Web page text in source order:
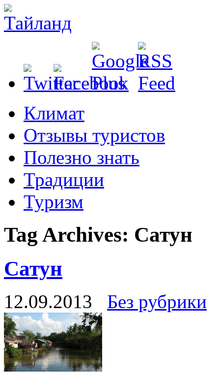
Климат
Отзывы туристов
Полезно знать
Традиции
Туризм
Tag Archives: Сатун
Сатун
12.09.2013 Без рубрики